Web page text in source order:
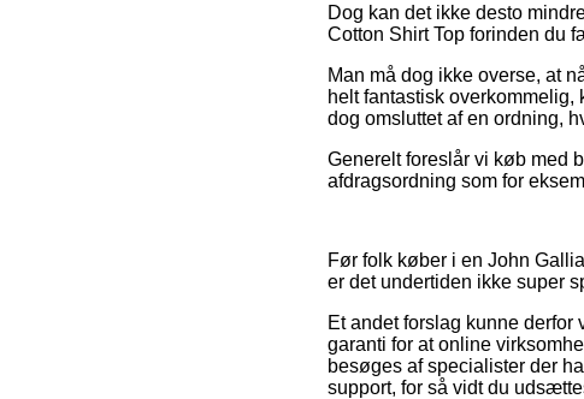
Dog kan det ikke desto
Cotton Shirt Top forinden du
Man må dog ikke overse, at
helt fantastisk
dog omsluttet af en ordning,
Generelt foreslår vi køb med
afdragsordning som for
Før folk køber i en John
er det undertiden ikke super
Et andet forslag kunne
garanti for at online
besøges af specialister der
support, for så vidt du